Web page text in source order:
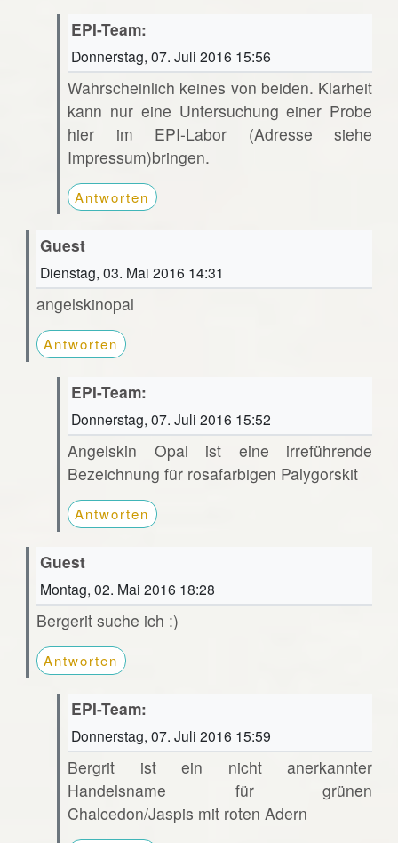
EPI-Team:
Donnerstag, 07. Juli 2016 15:56
Wahrscheinlich keines von beiden. Klarheit
kann nur eine Untersuchung einer Probe
hier im EPI-Labor (Adresse siehe
Impressum)bringen.
Antworten
Guest
Dienstag, 03. Mai 2016 14:31
angelskinopal
Antworten
EPI-Team:
Donnerstag, 07. Juli 2016 15:52
Angelskin Opal ist eine irreführende
Bezeichnung für rosafarbigen Palygorskit
Antworten
Guest
Montag, 02. Mai 2016 18:28
Bergerit suche ich :)
Antworten
EPI-Team:
Donnerstag, 07. Juli 2016 15:59
Bergrit ist ein nicht anerkannter
Handelsname für grünen
Chalcedon/Jaspis mit roten Adern